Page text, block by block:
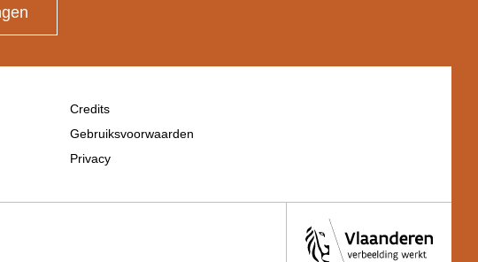
Credits
Gebruiksvoorwaarden
Privacy